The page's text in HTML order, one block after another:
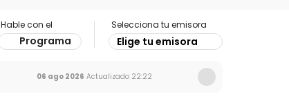
Hable con el
Programa
Selecciona tu emisora
Elige tu emisora
06 ago 2026 Actualizado 22:22